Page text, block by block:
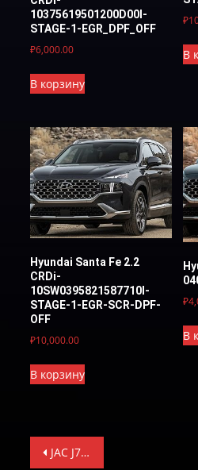
10375619501200D00I-
STAGE-1-EGR_DPF_OFF
₽6,000.00
В корзину
₽
В
Hyundai Santa Fe 2.2
CRDi-
10SW0395821587710I-
STAGE-1-EGR-SCR-DPF-
OFF
₽10,000.00
В корзину
₽
В
Навигация
JAC J7 1026911GH520 F01R00DJ6X AC1107DD82 AC1107DD82-STAGE-1 И STAGE-1-E-2